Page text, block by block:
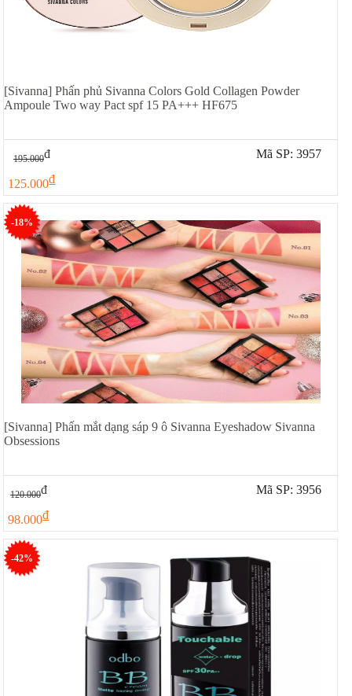
[Sivanna] Phấn phủ Sivanna Colors Gold Collagen Powder
Ampoule Two way Pact spf 15 PA+++ HF675
195.000đ
125.000đ
Mã SP: 3957
-18%
[Sivanna] Phấn mắt dạng sáp 9 ô Sivanna Eyeshadow Sivanna
Obsessions
120.000đ
98.000đ
Mã SP: 3956
-42%